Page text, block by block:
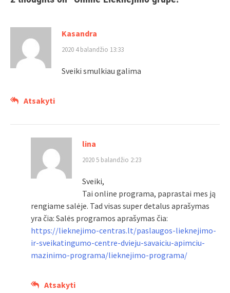
Kasandra
2020 4 balandžio 13:33
Sveiki smulkiau galima
Atsakyti
lina
2020 5 balandžio 2:23
Sveiki,
Tai online programa, paprastai mes ją
rengiame salėje. Tad visas super detalus aprašymas
yra čia: Salės programos aprašymas čia:
https://lieknejimo-centras.lt/paslaugos-lieknejimo-
ir-sveikatingumo-centre-dvieju-savaiciu-apimciu-
mazinimo-programa/lieknejimo-programa/
Atsakyti